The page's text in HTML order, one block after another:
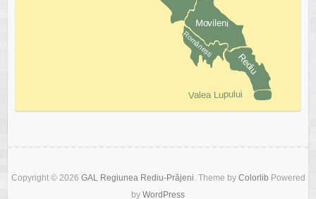
Copyright © 2026 GAL Regiunea Rediu-Prăjeni. Theme by Colorlib Powered
by WordPress